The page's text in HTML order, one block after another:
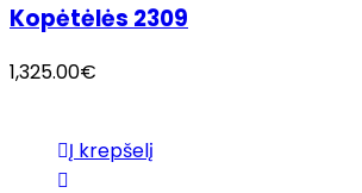
Kopėtėlės 2309
1,325.00€
Į krepšelį